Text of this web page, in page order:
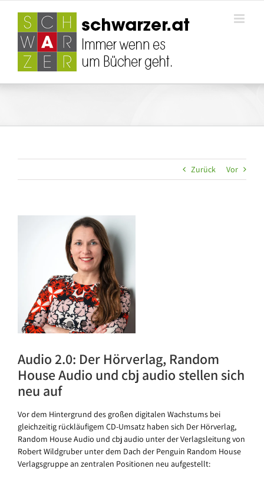
springen
Zurück Vor
Audio 2.0: Der Hörverlag, Random
House Audio und cbj audio stellen sich
neu auf
Vor dem Hintergrund des großen digitalen Wachstums bei
gleichzeitig rückläufigem CD-Umsatz haben sich Der Hörverlag,
Random House Audio und cbj audio unter der Verlagsleitung von
Robert Wildgruber unter dem Dach der Penguin Random House
Verlagsgruppe an zentralen Positionen neu aufgestellt: